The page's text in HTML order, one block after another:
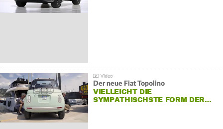
Der neue Fiat Topolino
VIELLEICHT DIE
SYMPATHISCHSTE FORM DER…